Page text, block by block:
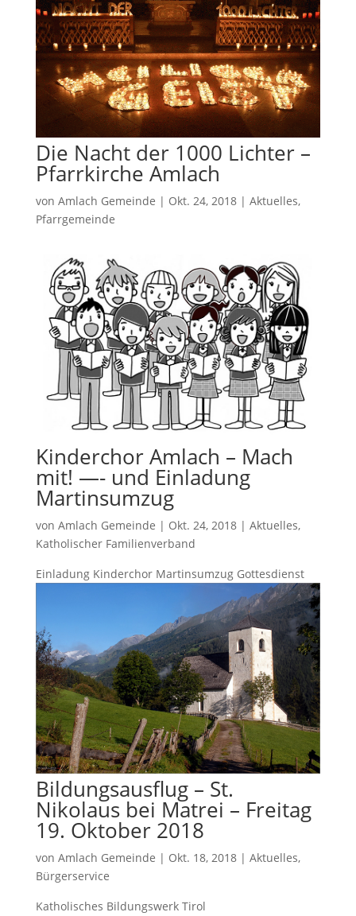
Die Nacht der 1000 Lichter –
Pfarrkirche Amlach
von Amlach Gemeinde | Okt. 24, 2018| Aktuelles,
Pfarrgemeinde
Kinderchor Amlach – Mach
mit! —- und Einladung
Martinsumzug
von Amlach Gemeinde | Okt. 24, 2018| Aktuelles,
Katholischer Familienverband
Einladung Kinderchor Martinsumzug Gottesdienst
Bildungsausflug – St.
Nikolaus bei Matrei – Freitag
19. Oktober 2018
von Amlach Gemeinde | Okt. 18, 2018| Aktuelles,
Bürgerservice
Katholisches Bildungswerk Tirol